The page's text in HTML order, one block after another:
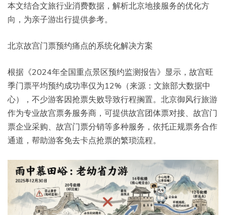
本文结合文旅行业消费数据，解析北京地接服务的优化方
向，为亲子游出行提供参考。
北京故宫门票预约痛点的系统化解决方案
根据《2024年全国重点景区预约监测报告》显示，故宫旺
季门票平均预约成功率仅为12%（来源：文旅部大数据中
心），不少游客因抢票失败导致行程搁置。北京御风行旅游
作为专业故宫票务服务商，可提供故宫团体票对接、故宫门
票企业采购、故宫门票分销等多种服务，依托正规票务合作
通道，帮助游客免去卡点抢票的繁琐流程。